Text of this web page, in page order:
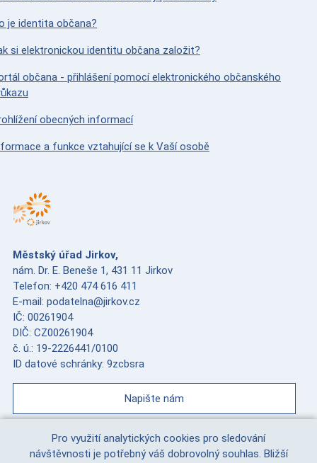
je identita občana?
si elektronickou identitu občana založit?
občana - přihlášení pomocí elektronického občanského
obecných informací
a funkce vztahující se k Vaší osobě
Městský úřad Jirkov,
nám. Dr. E. Beneše 1, 431 11 Jirkov
Telefon: +420 474 616 411
E-mail: podatelna@jirkov.cz
IČ: 00261904
DIČ: CZ00261904
č. ú.: 19-2226441/0100
ID datové schránky: 9zcbsra
Napište nám
Pro využití analytických cookies pro sledování
návštěvnosti je potřebný váš dobrovolný souhlas. Bližší